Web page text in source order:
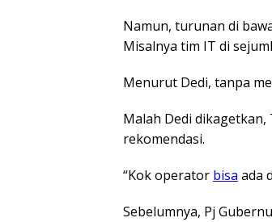
Namun, turunan di
Misalnya tim IT di
Menurut Dedi, tanpa
Malah Dedi dikagetkan,
rekomendasi.
“Kok operator bisa ada
Sebelumnya, Pj